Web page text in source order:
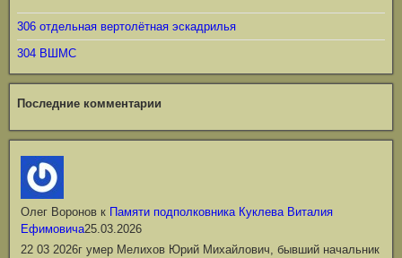
306 отдельная вертолётная эскадрилья
304 ВШМС
Последние комментарии
Олег Воронов к Памяти подполковника Куклева Виталия
Ефимовича25.03.2026
22 03 2026г умер Мелихов Юрий Михайлович, бывший начальник